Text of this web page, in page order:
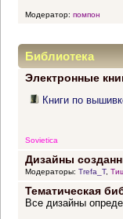
Модератор: помпон
Библиотека
Электронные
Книги по
Sovietica
Дизайны
Модераторы: Trefa_T,
Тематическая
Все дизайны